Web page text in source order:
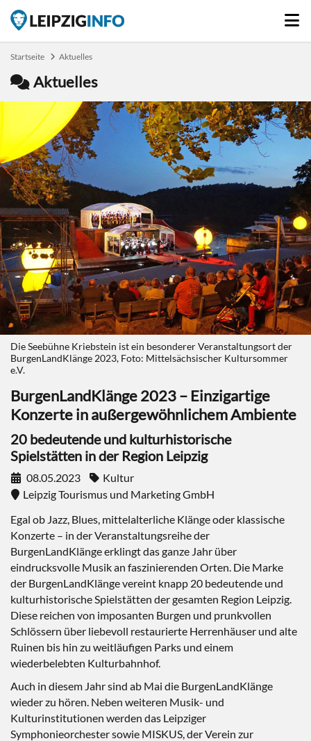
Startseite Aktuelles
Aktuelles
Die Seebühne Kriebstein ist ein besonderer Veranstaltungsort der
BurgenLandKlänge 2023, Foto: Mittelsächsischer Kultursommer
e.V.
BurgenLandKlänge 2023 – Einzigartige
Konzerte in außergewöhnlichem Ambiente
20 bedeutende und kulturhistorische
Spielstätten in der Region Leipzig
08.05.2023
Kultur
Leipzig Tourismus und Marketing GmbH
Egal ob Jazz, Blues, mittelalterliche Klänge oder klassische
Konzerte – in der Veranstaltungsreihe der
BurgenLandKlänge erklingt das ganze Jahr über
eindrucksvolle Musik an faszinierenden Orten. Die Marke
der BurgenLandKlänge vereint knapp 20 bedeutende und
kulturhistorische Spielstätten der gesamten Region Leipzig.
Diese reichen von imposanten Burgen und prunkvollen
Schlössern über liebevoll restaurierte Herrenhäuser und alte
Ruinen bis hin zu weitläufigen Parks und einem
wiederbelebten Kulturbahnhof.
Auch in diesem Jahr sind ab Mai die BurgenLandKlänge
wieder zu hören. Neben weiteren Musik- und
Kulturinstitutionen werden das Leipziger
Symphonieorchester sowie MISKUS, der Verein zur